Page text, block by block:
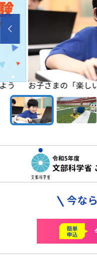
う お子さまの「楽し
令和5年度
文部科学省
今なら
簡単
申込